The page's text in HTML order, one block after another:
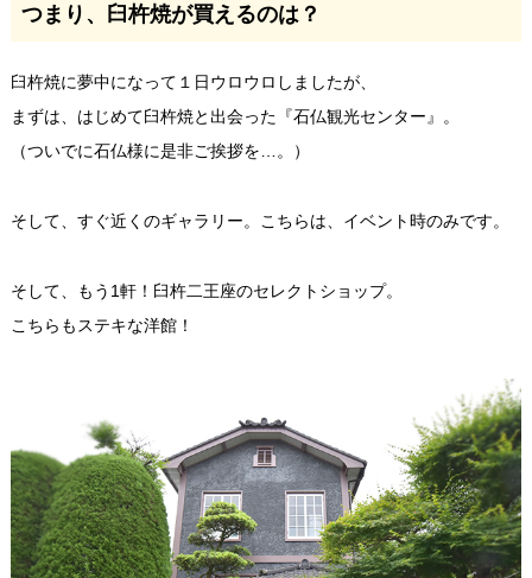
つまり、臼杵焼が買えるのは？
臼杵焼に夢中になって１日ウロウロしましたが、
まずは、はじめて臼杵焼と出会った『石仏観光センター』。
（ついでに石仏様に是非ご挨拶を…。）
そして、すぐ近くのギャラリー。こちらは、イベント時のみです。
そして、もう1軒！臼杵二王座のセレクトショップ。
こちらもステキな洋館！